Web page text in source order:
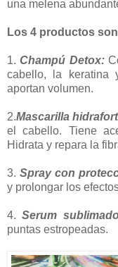
una melena
Los 4 productos
1.Champú Detox:
cabello, la keratina
aportan volumen.
2.Mascarilla
el cabello. Tiene
Hidrata y repara la
3. Spray con
y prolongar los
4.Serum
puntas estropeadas.